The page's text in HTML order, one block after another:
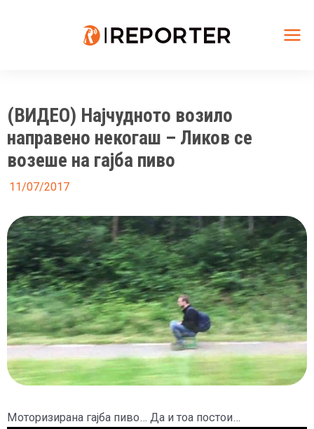
(ВИДЕО) Најчудното возило
направено некогаш – Ликов се
возеше на гајба пиво
11/07/2017
Моторизирана гајба пиво… Да и тоа постои…